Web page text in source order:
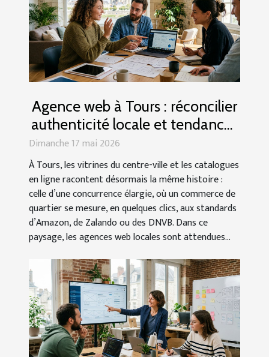
Agence web à Tours : réconcilier
authenticité locale et tendances
digitales mondiales
Dimanche 17 mai 2026
À Tours, les vitrines du centre-ville et les catalogues
en ligne racontent désormais la même histoire :
celle d’une concurrence élargie, où un commerce de
quartier se mesure, en quelques clics, aux standards
d’Amazon, de Zalando ou des DNVB. Dans ce
paysage, les agences web locales sont attendues...